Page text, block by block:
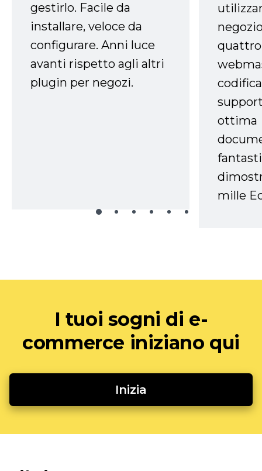
gestirlo. Facile da
installare, veloce da
configurare. Anni luce
avanti rispetto agli altri
plugin per negozi.
ottima
mille
I tuoi sogni di e-
commerce iniziano qui
Inizia